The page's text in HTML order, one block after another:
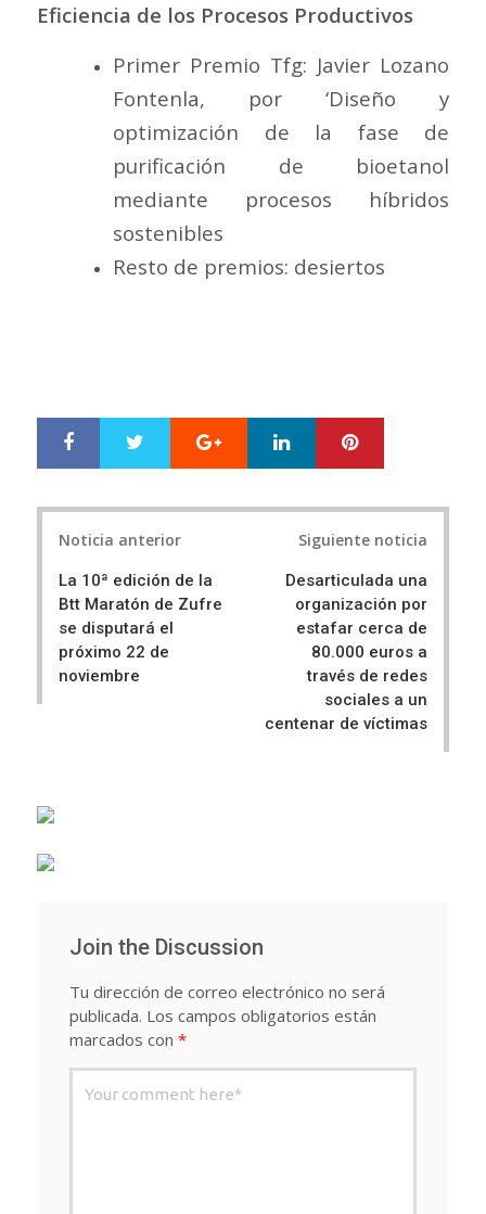
Eficiencia de los Procesos Productivos
Primer Premio Tfg: Javier Lozano
Fontenla, por ‘Diseño y
optimización de la fase de
purificación de bioetanol
mediante procesos híbridos
sostenibles
Resto de premios: desiertos
r
e
e
Google+ LinkedIn
Noticia anterior
La 10ª edición de la
Btt Maratón de Zufre
se disputará el
próximo 22 de
noviembre
Siguiente noticia
Desarticulada una
organización por
estafar cerca de
80.000 euros a
través de redes
sociales a un
centenar de víctimas
Join the Discussion
Tu dirección de correo electrónico no será
publicada. Los campos obligatorios están
marcados con *